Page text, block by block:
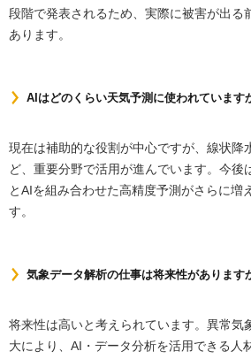
段階で発表されるため、実際に被害が出る
あります。
AIはどのくらい天気予測に使われています
現在は補助的な役割が中心ですが、線状降
ど、重要分野で活用が進んでいます。今後
とAIを組み合わせた高精度予測がさらに増
す。
気象データ解析の仕事は将来性があります
将来性は高いと考えられています。異常気
大により、AI・データ分析を活用できる人